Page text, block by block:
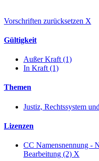
Vorschriften zurücksetzen X
Gültigkeit
Außer Kraft (1)
In Kraft (1)
Themen
Justiz, Rechtssystem
Lizenzen
CC Namensnennung -
Bearbeitung (2) X